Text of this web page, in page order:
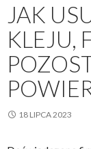
JAK
KLEJU,
18 LIPCA 2023